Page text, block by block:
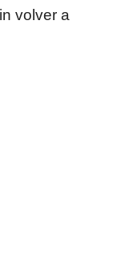
volver a